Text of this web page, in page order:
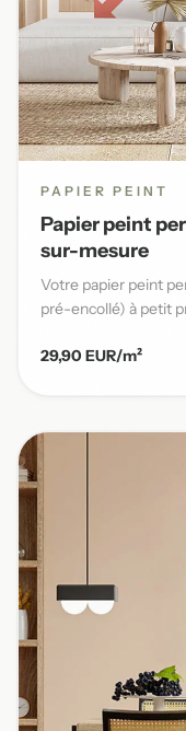
PAPIER PEINT
Papier peint
sur-mesure
Votre papier peint
pré-encollé) à petit
29,90 EUR/m²